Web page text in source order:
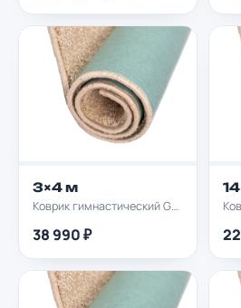
3×4 м
Коврик гимнастический GYMPROF 3х4м
38 990 ₽